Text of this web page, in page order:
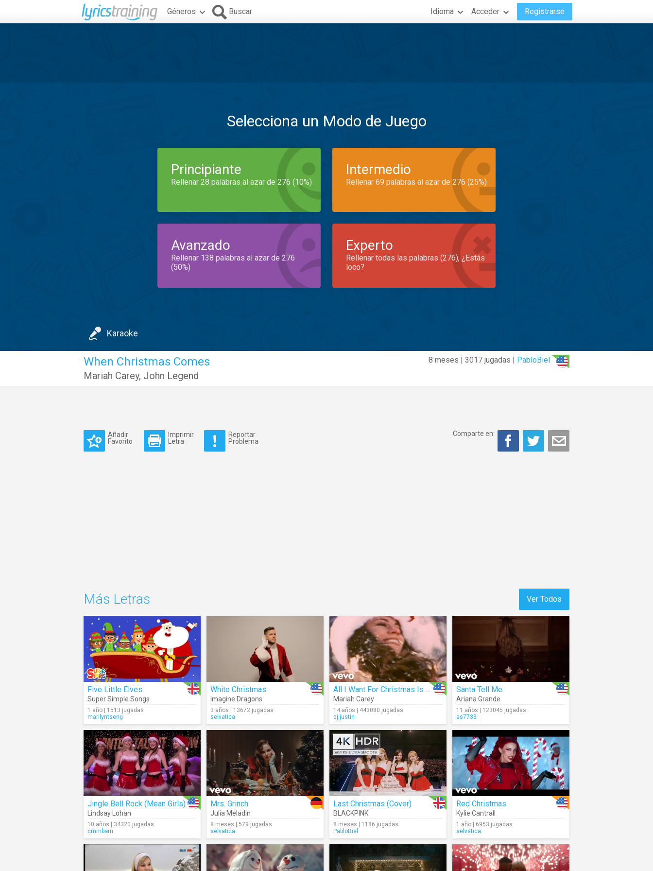
Géneros Buscar Idioma Acceder Registrarse
Selecciona un Modo de Juego
Principiante
Rellenar 28 palabras al azar de 276 (10%)
Intermedio
Rellenar 69 palabras al azar de 276 (25%)
Avanzado
Rellenar 138 palabras al azar de 276
(50%)
Experto
Rellenar todas las palabras (276), ¿Estás
loco?
Karaoke
8 meses | 3017 jugadas | PabloBiel
When Christmas Comes
Mariah Carey, John Legend
Añadir
Favorito
Imprimir
Letra
Reportar
Problema
Comparte en:
Ver Todos
Más Letras
Five Little Elves
Super Simple Songs
1 año | 1513 jugadas
marilyntseng
White Christmas
Imagine Dragons
3 años | 13672 jugadas
selvatica
All I Want For Christmas Is You
Mariah Carey
14 años | 443080 jugadas
dj.justin
Santa Tell Me
Ariana Grande
11 años | 123045 jugadas
as7733
Jingle Bell Rock (Mean Girls)
Lindsay Lohan
10 años | 34320 jugadas
cmmbarn
Mrs. Grinch
Julia Meladin
8 meses | 579 jugadas
selvatica
Last Christmas (Cover)
BLACKPINK
8 meses | 1186 jugadas
PabloBiel
Red Christmas
Kylie Cantrall
1 año | 6953 jugadas
selvatica